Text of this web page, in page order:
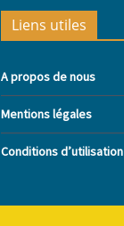
Liens utiles
A propos de nous
Mentions légales
Conditions d’utilisation